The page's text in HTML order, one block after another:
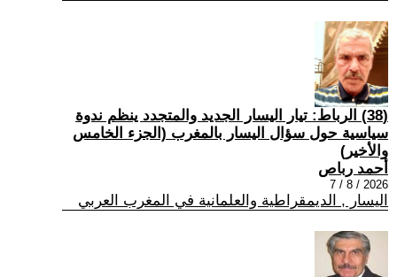
(38) الرباط: تيار اليسار الجديد والمتجدد ينظم ندوة
سياسية حول سؤال اليسار بالمغرب (الجزء الخامس
والأخير)
أحمد رباص
2026 / 8 / 7
اليسار , الديمقراطية والعلمانية في المغرب العربي